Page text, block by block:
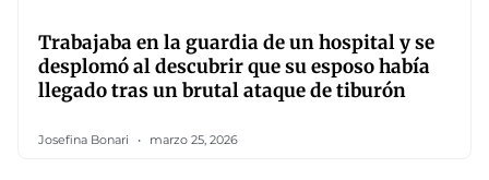
Trabajaba en la guardia de un hospital y se
desplomó al descubrir que su esposo había
llegado tras un brutal ataque de tiburón
Josefina Bonari marzo 25, 2026